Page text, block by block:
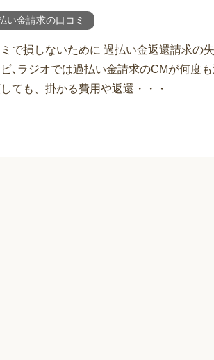
い金請求の口コミ
で損しないために 過払い金返還請求の
､ラジオでは過払い金請求のCMが何度
ても、掛かる費用や返還・・・